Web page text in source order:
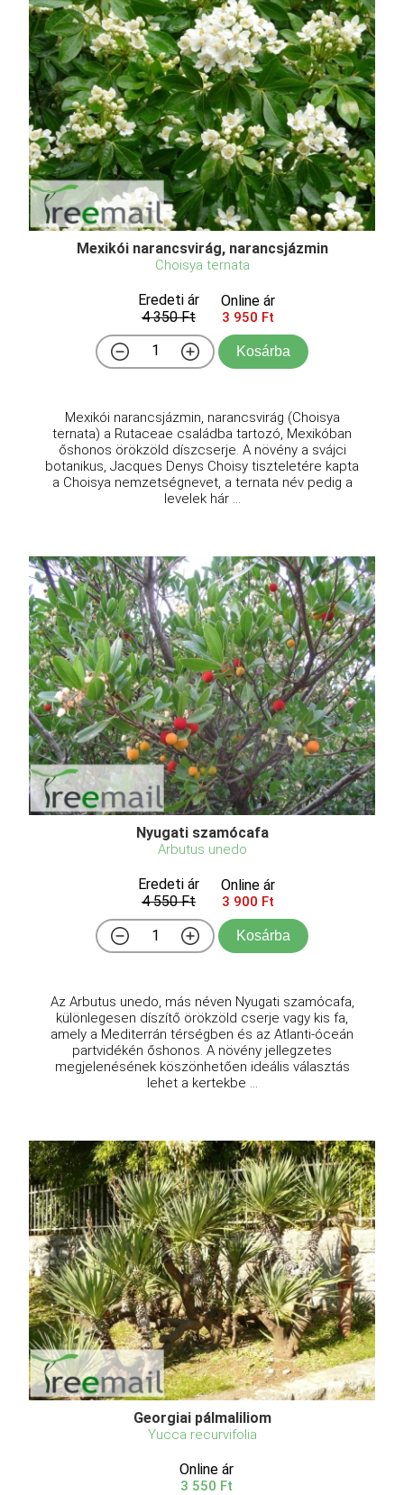
Mexikói narancsvirág, narancsjázmin
Choisya ternata
Eredeti ár
4 350 Ft
Online ár
3 950 Ft
Kosárba
Mexikói narancsjázmin, narancsvirág (Choisya
ternata) a Rutaceae családba tartozó, Mexikóban
őshonos örökzöld díszcserje. A növény a svájci
botanikus, Jacques Denys Choisy tiszteletére kapta
a Choisya nemzetségnevet, a ternata név pedig a
levelek hár ...
Nyugati szamócafa
Arbutus unedo
Eredeti ár
4 550 Ft
Online ár
3 900 Ft
Kosárba
Az Arbutus unedo, más néven Nyugati szamócafa,
különlegesen díszítő örökzöld cserje vagy kis fa,
amely a Mediterrán térségben és az Atlanti-óceán
partvidékén őshonos. A növény jellegzetes
megjelenésének köszönhetően ideális választás
lehet a kertekbe ...
Georgiai pálmaliliom
Yucca recurvifolia
Online ár
3 550 Ft